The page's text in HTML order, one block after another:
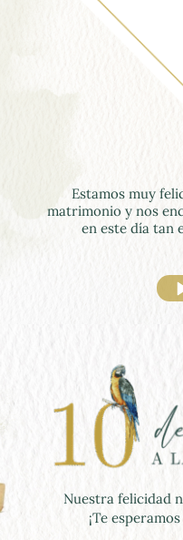
Estamos muy
matrimonio y nos
en este día tan
Nuestra felicidad
¡Te